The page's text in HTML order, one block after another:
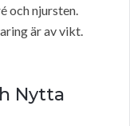
och njursten.
är av vikt.
Nytta